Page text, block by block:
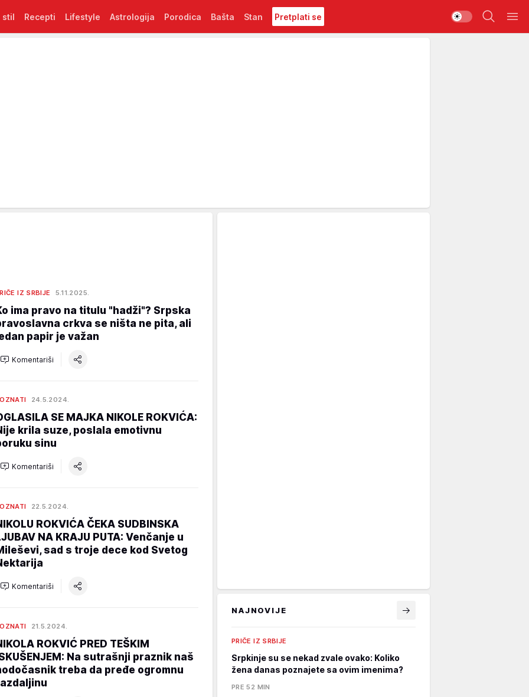
stil Recepti Lifestyle Astrologija Porodica Bašta Stan Pretplati se
IZ SRBIJE 5.11.2025.
ima pravo na titulu "hadži"? Srpska
crkva se ništa ne pita, ali
papir je važan
Komentariši
24.5.2024.
SE MAJKA NIKOLE ROKVIĆA:
krila suze, poslala emotivnu
sinu
Komentariši
22.5.2024.
ROKVIĆA ČEKA SUDBINSKA
NA KRAJU PUTA: Venčanje u
sad s troje dece kod Svetog
Komentariši
21.5.2024.
ROKVIĆ PRED TEŠKIM
Na sutrašnji praznik naš
treba da pređe ogromnu
NAJNOVIJE
PRIČE IZ SRBIJE
Srpkinje su se nekad zvale ovako: Koliko
žena danas poznajete sa ovim imenima?
PRE 52 MIN